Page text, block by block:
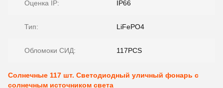
Оценка IP: IP66
Тип: LiFePO4
Обломоки СИД: 117PCS
Солнечные 117 шт. Светодиодный уличный фонарь с
солнечным источником света